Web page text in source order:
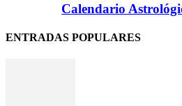
Calendario
ENTRADAS POPULARES